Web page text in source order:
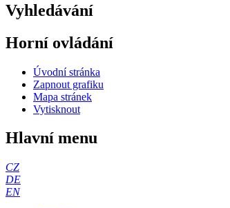
Vyhledávání
Horní ovládání
Úvodní stránka
Zapnout grafiku
Mapa stránek
Vytisknout
Hlavní menu
CZ
DE
EN